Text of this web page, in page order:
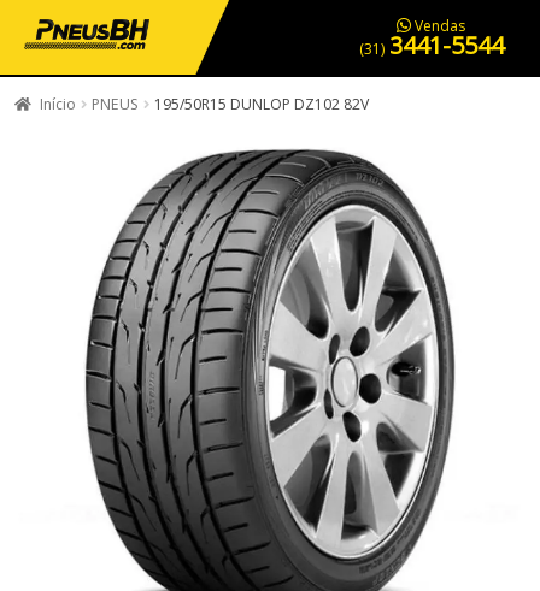
PNEUS EM OFERTA SERVIÇOS AUTOMOTIVOS NOSSA LOJA
Vendas
(31) 3441-5544
Início PNEUS 195/50R15 DUNLOP DZ102 82V